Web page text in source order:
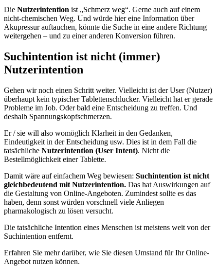
Die Nutzerintention ist „Schmerz weg“. Gerne auch auf einem
nicht-chemischen Weg. Und würde hier eine Information über
Akupressur auftauchen, könnte die Suche in eine andere Richtung
weitergehen – und zu einer anderen Konversion führen.
Suchintention ist nicht (immer)
Nutzerintention
Gehen wir noch einen Schritt weiter. Vielleicht ist der User (Nutzer)
überhaupt kein typischer Tablettenschlucker. Vielleicht hat er gerade
Probleme im Job. Oder bald eine Entscheidung zu treffen. Und
deshalb Spannungskopfschmerzen.
Er / sie will also womöglich Klarheit in den Gedanken,
Eindeutigkeit in der Entscheidung usw. Dies ist in dem Fall die
tatsächliche Nutzerintention (User Intent). Nicht die
Bestellmöglichkeit einer Tablette.
Damit wäre auf einfachem Weg bewiesen: Suchintention ist nicht
gleichbedeutend mit Nutzerintention. Das hat Auswirkungen auf
die Gestaltung von Online-Angeboten. Zumindest sollte es das
haben, denn sonst würden vorschnell viele Anliegen
pharmakologisch zu lösen versucht.
Die tatsächliche Intention eines Menschen ist meistens weit von der
Suchintention entfernt.
Erfahren Sie mehr darüber, wie Sie diesen Umstand für Ihr Online-
Angebot nutzen können.